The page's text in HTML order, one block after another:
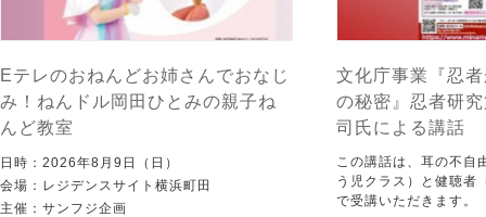
Eテレのおねんどお姉さんでおなじ
み！ねんドル岡田ひとみの親子ね
んど教室
日時：2026年8月9日（日）
会場：レジデンスサイト横浜町田
主催：サンフジ企画
文化庁事業『忍
の秘密』忍者研
司氏による講話
この講話は、耳の不自
う児クラス）と健聴者
で受講いただきます。